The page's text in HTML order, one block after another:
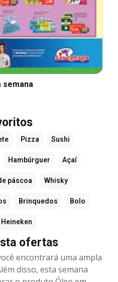
semana
Pizza Sushi
Hambúrguer Açaí
páscoa Whisky
Brinquedos Bolo
Heineken
ofertas
encontrará uma ampla
disso, esta semana